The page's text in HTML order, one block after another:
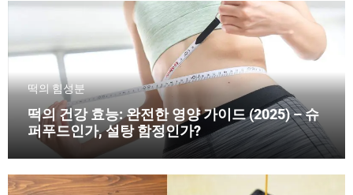
떡의 힘성분
떡의 건강 효능: 완전한 영양 가이드 (2025) – 슈
퍼푸드인가, 설탕 함정인가?